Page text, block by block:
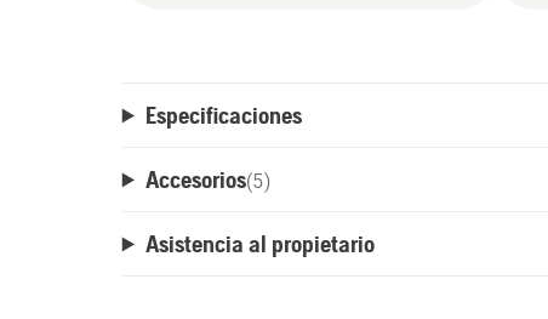
Especificaciones
Accesorios(5)
Asistencia al propietario